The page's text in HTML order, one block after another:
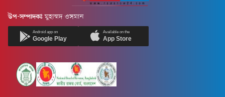
উপ-সম্পাদকঃ মুহাম্মদ ওসমান
Android app on
Google Play
Available on the
App Store